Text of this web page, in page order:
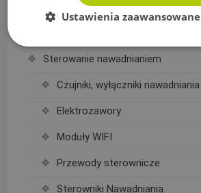
Akcesoria do siatek
Sterowanie nawadnianiem
Czujniki, wyłączniki nawadniania
Elektrozawory
Moduły WIFI
Przewody sterownicze
Sterowniki Nawadniania
Ustawienia zaawansowane